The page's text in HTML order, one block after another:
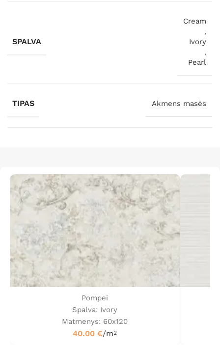
SPALVA
Cream
,
Ivory
,
Pearl
TIPAS Akmens masės
Pompei
Spalva: Ivory
Matmenys: 60x120
40.00€/m2